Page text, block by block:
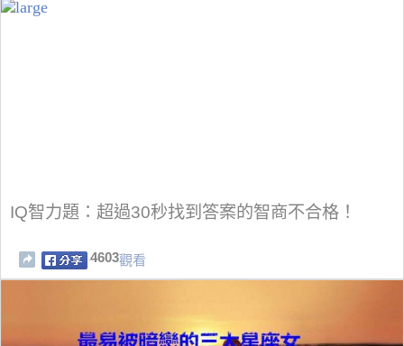
IQ智力題：超過30秒找到答案的智商不合格！
4603觀看